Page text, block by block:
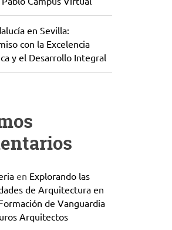
en Sevilla:
con la Excelencia
y el Desarrollo Integral
en Explorando las
de Arquitectura en
de Vanguardia
Arquitectos